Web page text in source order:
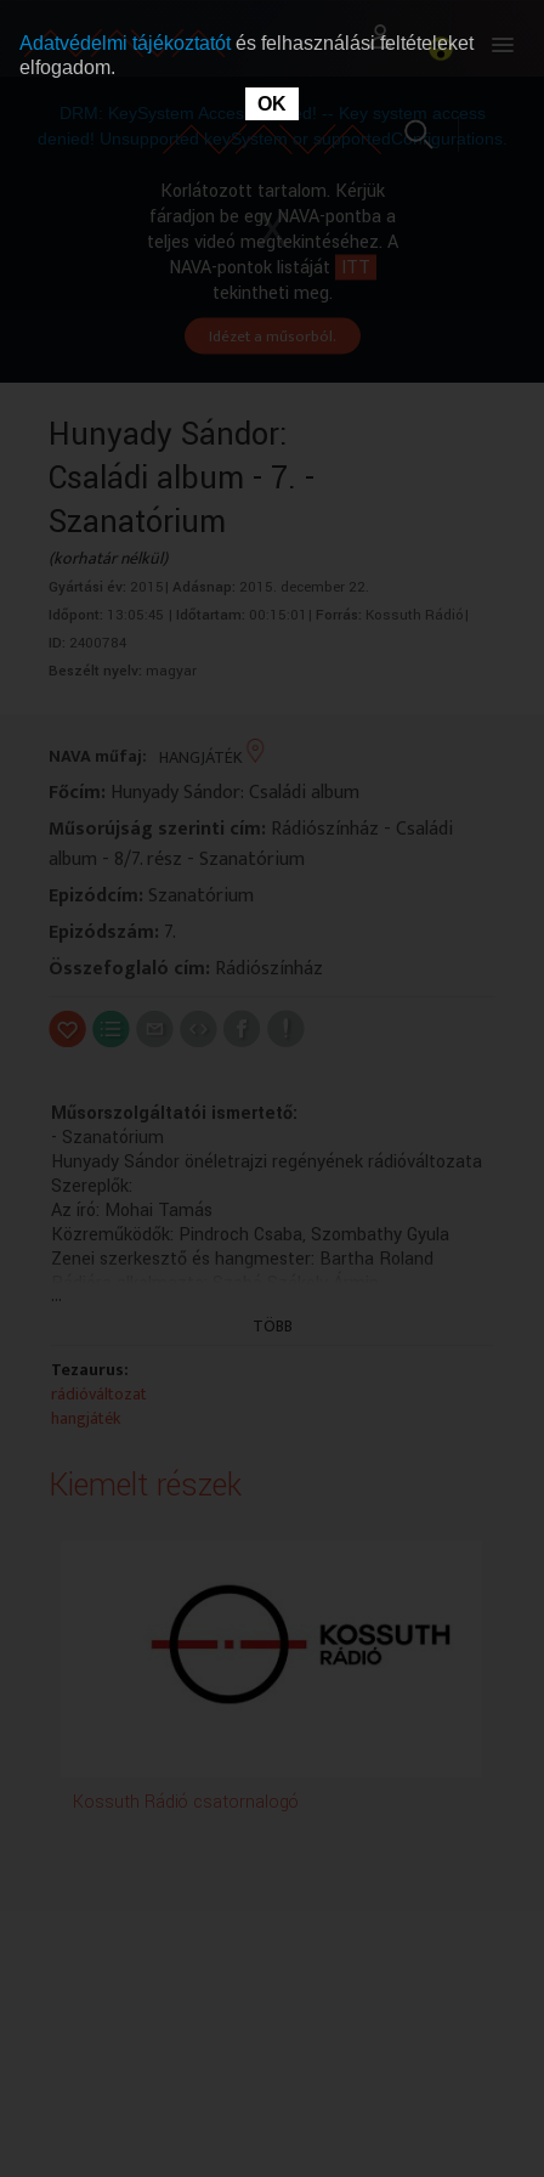
RÓLUNK
RÓLUNK
DRM: KeySystem Access Denied! -- Key system access
denied! Unsupported keySystem or supportedConfigurations.
Korlátozott tartalom. Kérjük
fáradjon be egy NAVA-pontba a
teljes videó megtekintéséhez. A
NAVA-pontok listáját ITT
tekintheti meg.
Idézet a műsorból.
Hunyady Sándor:
Családi album - 7. -
Szanatórium
(korhatár nélkül)
Gyártási év: 2015| Adásnap: 2015. december 22.
Időpont: 13:05:45 | Időtartam: 00:15:01| Forrás: Kossuth Rádió|
ID: 2400784
Beszélt nyelv: magyar
NAVA műfaj: HANGJÁTÉK
Főcím: Hunyady Sándor: Családi album
Műsorújság szerinti cím: Rádiószínház - Családi
album - 8/7. rész - Szanatórium
Epizódcím: Szanatórium
Epizódszám: 7.
Összefoglaló cím: Rádiószínház
Műsorszolgáltatói ismertető:
- Szanatórium
Hunyady Sándor önéletrajzi regényének rádióváltozata
Szereplők:
Az író: Mohai Tamás
Közreműködők: Pindroch Csaba, Szombathy Gyula
Zenei szerkesztő és hangmester: Bartha Roland
Rendezte: Kőváry Katalin (2015)
(8/8. befejező rész holnap 13.06)
Médiatanács támogatásával, a Magyar Média
Mecenatúra program keretében 2015-ben.
(Felvétel: 2015.03.20., Ea.: 2015.12.22.)
...
TÖBB
Tezaurus:
rádióváltozat
hangjáték
Kiemelt részek
Kossuth Rádió csatornalogó
Adatvédelmi tájékoztatótés felhasználási feltételeket
elfogadom.
OK